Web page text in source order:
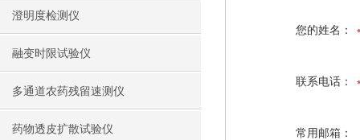
澄明度检测仪
融变时限试验仪
多通道农药残留速测仪
药物透皮扩散试验仪
您的姓名：
联系电话：
常用邮箱：